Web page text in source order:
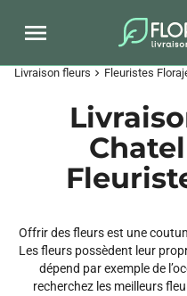
Livraison fleurs chevron_right Fleuristes
Offrir des fleurs est une
Les fleurs possèdent leur
dépend par exemple de
recherchez les meilleurs